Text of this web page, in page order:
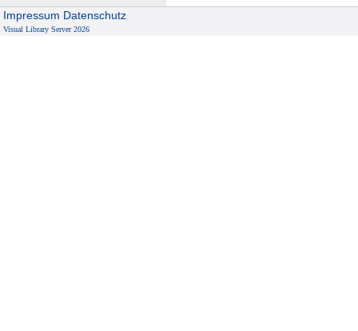
Impressum Datenschutz
Visual Library Server 2026